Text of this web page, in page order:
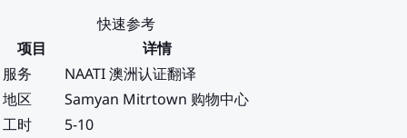
快速参考
项目
详情
服务
NAATI 澳洲认证翻译
地区
Samyan Mitrtown 购物中心
工时
5-10